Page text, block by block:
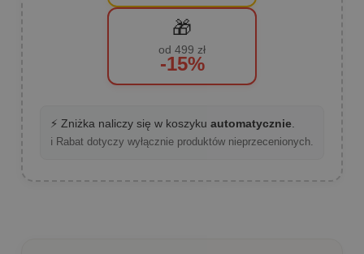
🎁
od 499 zł
-15%
⚡ Zniżka naliczy się w koszyku automatycznie
ℹ️ Rabat dotyczy wyłącznie produktów nieprzecenionych.